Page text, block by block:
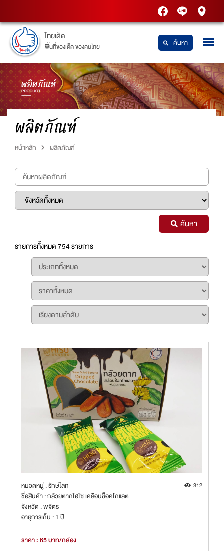
PTT
PTT
ไทยเด็ด
พื้นที่ของเด็ด ของคนไทย ค้นหา
ผลิตภัณฑ์
หน้าหลัก ผลิตภัณฑ์
ค้นหา
รายการทั้งหมด 754 รายการ
หมวดหมู่ : รักษ์โลก 312
ชื่อสินค้า : กล้วยตากไฮโซ เคลือบช็อคโกแลต
จังหวัด : พิจิตร
อายุการเก็บ : 1 ปี
ราคา : 65 บาท/กล่อง